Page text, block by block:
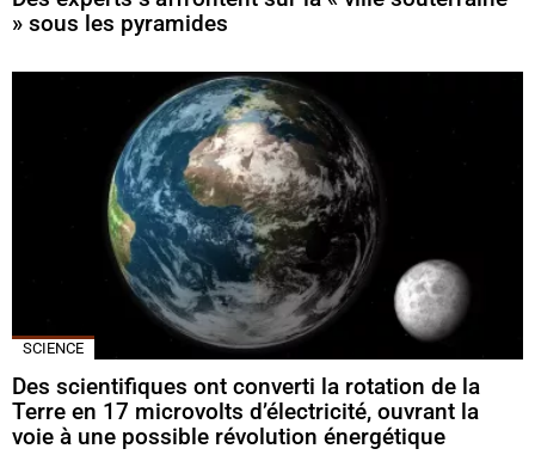
» sous les pyramides
SCIENCE
Des scientifiques ont converti la rotation de la
Terre en 17 microvolts d’électricité, ouvrant la
voie à une possible révolution énergétique